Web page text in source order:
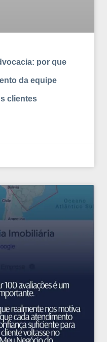
por que
da equipe
clientes